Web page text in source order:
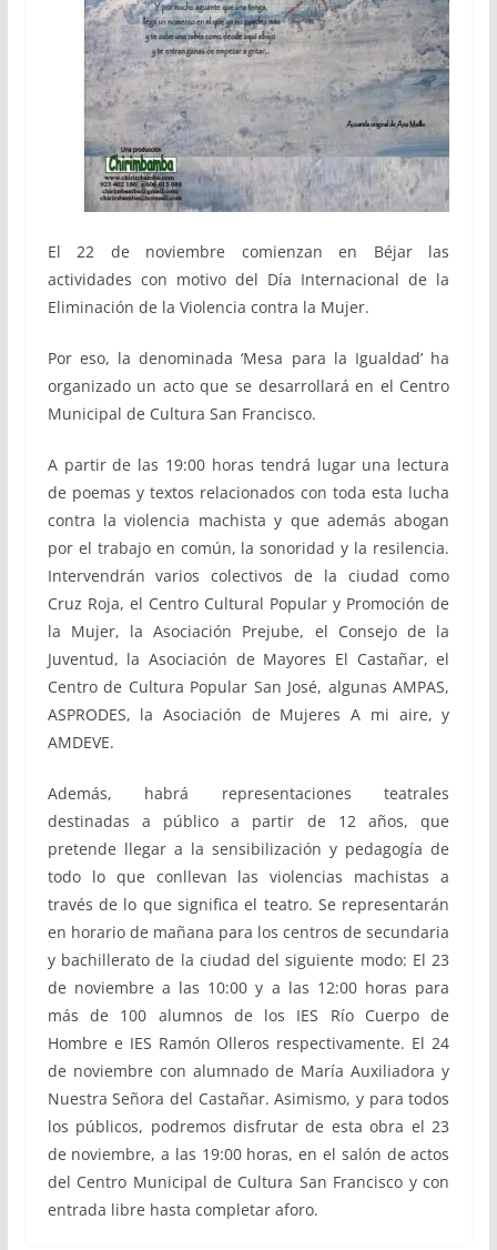
El 22 de noviembre comienzan en Béjar las
actividades con motivo del Día Internacional de la
Eliminación de la Violencia contra la Mujer.
Por eso, la denominada ‘Mesa para la Igualdad’ ha
organizado un acto que se desarrollará en el Centro
Municipal de Cultura San Francisco.
A partir de las 19:00 horas tendrá lugar una lectura
de poemas y textos relacionados con toda esta lucha
contra la violencia machista y que además abogan
por el trabajo en común, la sonoridad y la resilencia.
Intervendrán varios colectivos de la ciudad como
Cruz Roja, el Centro Cultural Popular y Promoción de
la Mujer, la Asociación Prejube, el Consejo de la
Juventud, la Asociación de Mayores El Castañar, el
Centro de Cultura Popular San José, algunas AMPAS,
ASPRODES, la Asociación de Mujeres A mi aire, y
AMDEVE.
Además, habrá representaciones teatrales
destinadas a público a partir de 12 años, que
pretende llegar a la sensibilización y pedagogía de
todo lo que conllevan las violencias machistas a
través de lo que significa el teatro. Se representarán
en horario de mañana para los centros de secundaria
y bachillerato de la ciudad del siguiente modo: El 23
de noviembre a las 10:00 y a las 12:00 horas para
más de 100 alumnos de los IES Río Cuerpo de
Hombre e IES Ramón Olleros respectivamente. El 24
de noviembre con alumnado de María Auxiliadora y
Nuestra Señora del Castañar. Asimismo, y para todos
los públicos, podremos disfrutar de esta obra el 23
de noviembre, a las 19:00 horas, en el salón de actos
del Centro Municipal de Cultura San Francisco y con
entrada libre hasta completar aforo.